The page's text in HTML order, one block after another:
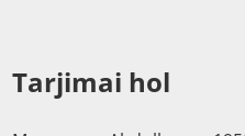
Tarjimai hol